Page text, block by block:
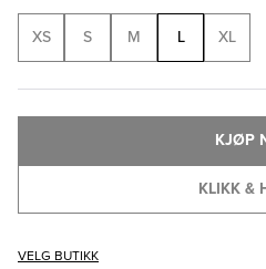
XS S M L XL
KLIKK &
KJØP
VELG BUTIKK